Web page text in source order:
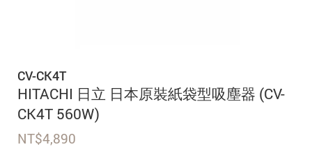
CV-CK4T
HITACHI 日立 日本原裝紙袋型吸塵器 (CV-
CK4T 560W)
NT$4,890
加入 JARVIS VIP